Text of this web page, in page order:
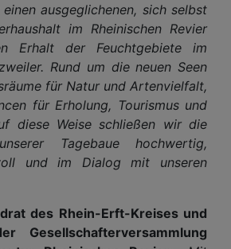
ausgeglichenen, sich selbst
im Rheinischen Revier
Erhalt der Feuchtgebiete im
Rund um die neuen Seen
für Natur und Artenvielfalt,
für Erholung, Tourismus und
diese Weise schließen wir die
Tagebaue hochwertig,
und im Dialog mit unseren
des Rhein-Erft-Kreises und
Gesellschafterversammlung